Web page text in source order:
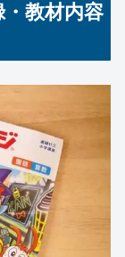
教材内容